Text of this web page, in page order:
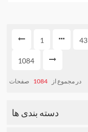
1 43
1084
در مجموع از 1084 صفحات
دسته بندی ها